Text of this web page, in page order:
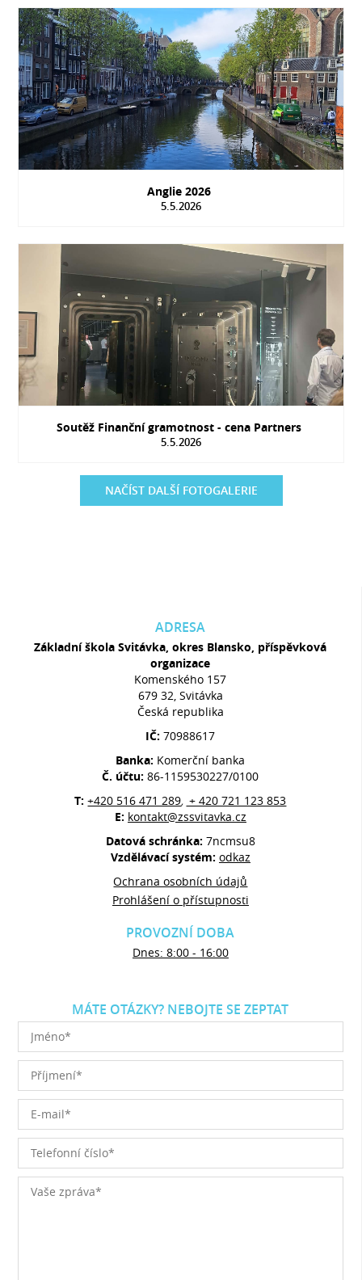
Anglie 2026
5.5.2026
Soutěž Finanční gramotnost - cena Partners
5.5.2026
NAČÍST DALŠÍ FOTOGALERIE
ADRESA
Základní škola Svitávka, okres Blansko, příspěvková
organizace
Komenského 157
679 32, Svitávka
Česká republika
IČ:70988617
Banka: Komerční banka
Č. účtu:86-1159530227/0100
T:+420 516 471 289, + 420 721 123 853
E: kontakt@zssvitavka.cz
Datová schránka: 7ncmsu8
Vzdělávací systém: odkaz
Ochrana osobních údajů
Prohlášení o přístupnosti
PROVOZNÍ DOBA
Dnes: 8:00 - 16:00
MÁTE OTÁZKY? NEBOJTE SE ZEPTAT